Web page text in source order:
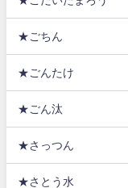
★ごちん
★ごんたけ
★ごん汰
★さっつん
★さとう水